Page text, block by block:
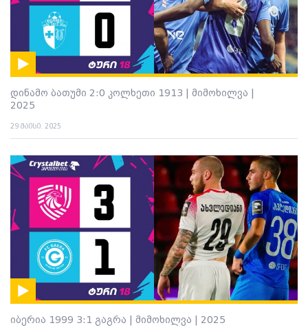
დინამო ბათუმი 2:0 კოლხეთი 1913 | მიმოხილვა |
2025
29 მაისი. 2025
იბერია 1999 3:1 გაგრა | მიმოხილვა | 2025